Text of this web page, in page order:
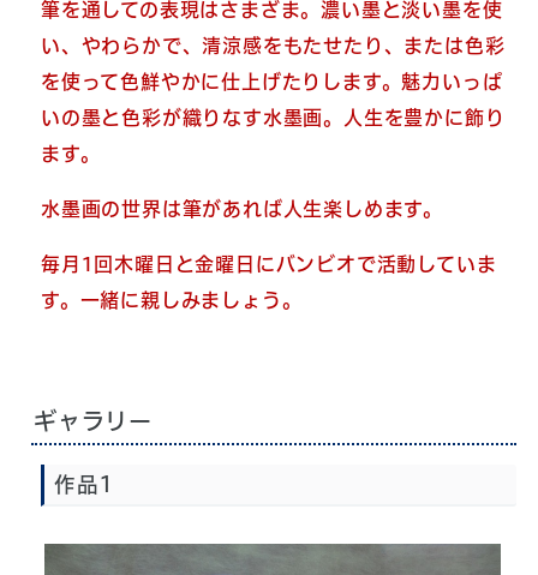
筆を通しての表現はさまざま。濃い墨と淡い墨を使
い、やわらかで、清涼感をもたせたり、または色彩
を使って色鮮やかに仕上げたりします。魅力いっぱ
いの墨と色彩が織りなす水墨画。人生を豊かに飾り
ます。
水墨画の世界は筆があれば人生楽しめます。
毎月1回木曜日と金曜日にバンビオで活動していま
す。一緒に親しみましょう。
ギャラリー
作品1